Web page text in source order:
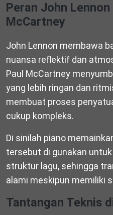
Peran John Lennon
McCartney
John Lennon membawa
nuansa reflektif dan
Paul McCartney
yang lebih ringan dan
membuat proses
cukup kompleks.
Di sinilah piano
tersebut di gunakan
struktur lagu, sehingga
alami meskipun memiliki
Tantangan Teknis